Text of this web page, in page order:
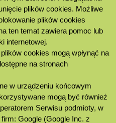
plików cookies. Możliwe
plików cookies
ten temat zawiera pomoc lub
internetowej.
cookies mogą wpłynąć na
na stronach
w urządzeniu końcowym
mogą być również
Serwisu podmioty, w
Google (Google Inc. z